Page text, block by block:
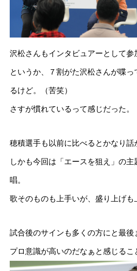
沢松さんもインタビュアーとして参
というか、７割がた沢松さんが喋
るけど。（苦笑）
さすが慣れているって感じだった。
穂積選手も以前に比べるとかなり話
しかも今回は「エースを狙え」の
唱。
歌そのものも上手いが、盛り上げも
試合後のサインも多くの方にと最後
プロ意識が高いのだなぁと感じるこ